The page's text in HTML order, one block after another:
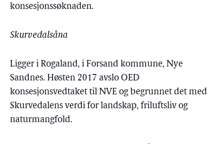
konsesjonssøknaden.
Skurvedalsåna
Ligger i Rogaland, i Forsand kommune, Nye
Sandnes. Høsten 2017 avslo OED
konsesjonsvedtaket til NVE og begrunnet det med
Skurvedalens verdi for landskap, friluftsliv og
naturmangfold.